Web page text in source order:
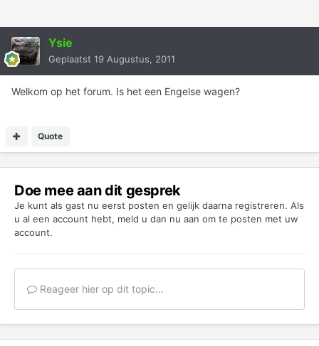
Ysie
Geplaatst 19 Augustus, 2011
Welkom op het forum. Is het een Engelse wagen?
Quote
Doe mee aan dit gesprek
Je kunt als gast nu eerst posten en gelijk daarna registreren. Als
u al een account hebt, meld u dan nu aan om te posten met uw
account.
Reageer hier op dit topic...